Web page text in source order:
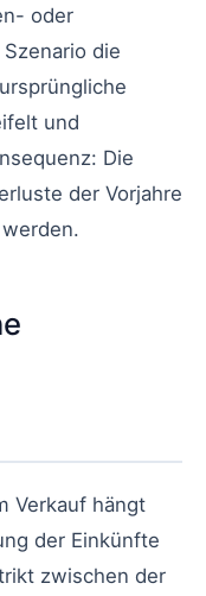
oder
die
und
Die
der Vorjahre
Verkauf hängt
der Einkünfte
zwischen der